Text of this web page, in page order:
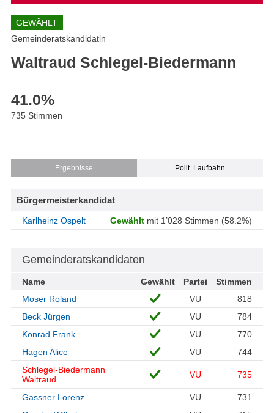
GEWÄHLT
Gemeinderatskandidatin
Waltraud Schlegel-Biedermann
41.0%
735 Stimmen
Ergebnisse Polit. Laufbahn
Bürgermeisterkandidat
Karlheinz Ospelt Gewählt mit 1’028 Stimmen (58.2%)
Gemeinderatskandidaten
Name Gewählt Partei
Stimmen
Moser Roland
VU
818
Beck Jürgen
VU
784
Konrad Frank
VU
770
Hagen Alice
VU
744
Schlegel-Biedermann
Waltraud
VU 735
Gassner Lorenz VU
731